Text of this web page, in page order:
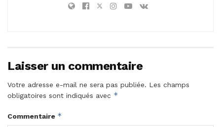
Laisser un commentaire
Votre adresse e-mail ne sera pas publiée. Les champs
obligatoires sont indiqués avec *
Commentaire *